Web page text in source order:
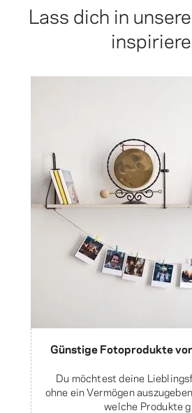
Lass dich in
Günstige Fotoprodukte
Du möchtest deine
ohne ein Vermögen
welche Produkte